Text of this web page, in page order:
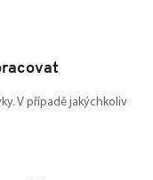
V případě jakýchkoliv